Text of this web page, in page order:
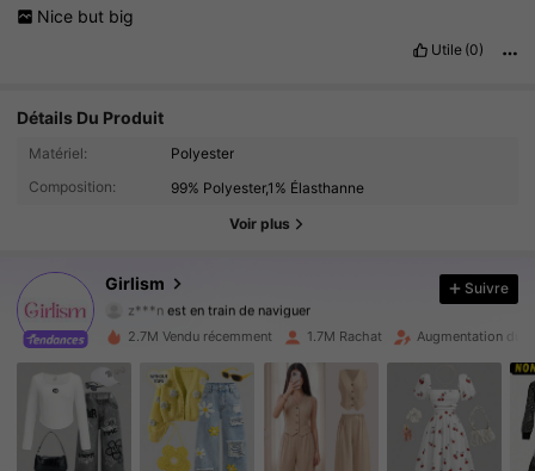
Nice but big
Utile (0)
Détails Du Produit
Matériel:
Polyester
Composition:
99% Polyester,1% Élasthanne
Voir plus
Girlism
678K Suiveurs
4.89
678K Suiveurs
4.89 678K Suiveurs
4.89 678K Suiveurs
Suivre
2.7M Vendu récemment 1.7M Rachat Augmentation du